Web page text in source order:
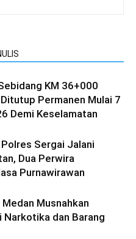
KM 36+000
Permanen Mulai 7
Demi Keselamatan
Sergai Jalani
Dua Perwira
Purnawirawan
Musnahkan
Narkotika dan Barang